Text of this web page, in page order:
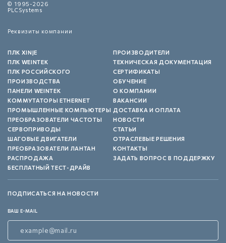
© 1995-2026
PLCSystems
Реквизиты компании
ПЛК XINJE
ПЛК WEINTEK
ПЛК РОССИЙСКОГО
ПРОИЗВОДСТВА
ПАНЕЛИ WEINTEK
КОММУТАТОРЫ ETHERNET
ПРОМЫШЛЕННЫЕ КОМПЬЮТЕРЫ
ПРЕОБРАЗОВАТЕЛИ ЧАСТОТЫ
СЕРВОПРИВОДЫ
ШАГОВЫЕ ДВИГАТЕЛИ
ПРЕОБРАЗОВАТЕЛИ ЛАНТАН
РАСПРОДАЖА
БЕСПЛАТНЫЙ ТЕСТ-ДРАЙВ
ПРОИЗВОДИТЕЛИ
ТЕХНИЧЕСКАЯ ДОКУМЕНТАЦИЯ
СЕРТИФИКАТЫ
ОБУЧЕНИЕ
О КОМПАНИИ
ВАКАНСИИ
ДОСТАВКА И ОПЛАТА
НОВОСТИ
СТАТЬИ
ОТРАСЛЕВЫЕ РЕШЕНИЯ
КОНТАКТЫ
ЗАДАТЬ ВОПРОС В ПОДДЕРЖКУ
ПОДПИСАТЬСЯ НА НОВОСТИ
ВАШ E-MAIL